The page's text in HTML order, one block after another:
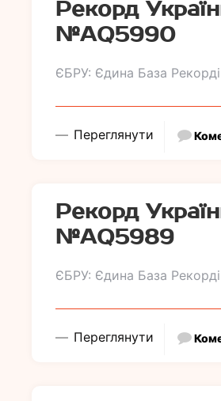
Рекорд
№АQ5990
ЄБРУ: Єдина База
Переглянути
Рекорд
№АQ5989
ЄБРУ: Єдина База
Переглянути